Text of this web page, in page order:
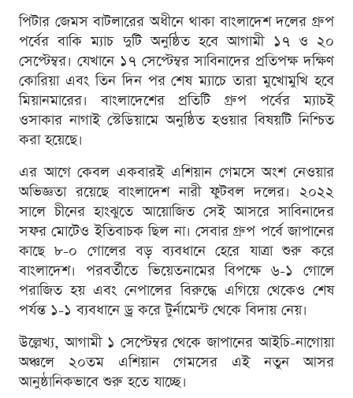
পিটার জেমস বাটলারের অধীনে থাকা বাংলাদেশ দলের গ্রুপ
পর্বের বাকি ম্যাচ দুটি অনুষ্ঠিত হবে আগামী ১৭ ও ২০
সেপ্টেম্বর। যেখানে ১৭ সেপ্টেম্বর সাবিনাদের প্রতিপক্ষ দক্ষিণ
কোরিয়া এবং তিন দিন পর শেষ ম্যাচে তারা মুখোমুখি হবে
মিয়ানমারের। বাংলাদেশের প্রতিটি গ্রুপ পর্বের ম্যাচই
ওসাকার নাগাই স্টেডিয়ামে অনুষ্ঠিত হওয়ার বিষয়টি নিশ্চিত
করা হয়েছে।
এর আগে কেবল একবারই এশিয়ান গেমসে অংশ নেওয়ার
অভিজ্ঞতা রয়েছে বাংলাদেশ নারী ফুটবল দলের। ২০২২
সালে চীনের হাংঝুতে আয়োজিত সেই আসরে সাবিনাদের
সফর মোটেও ইতিবাচক ছিল না। সেবার গ্রুপ পর্বে জাপানের
কাছে ৮-০ গোলের বড় ব্যবধানে হেরে যাত্রা শুরু করে
বাংলাদেশ। পরবর্তীতে ভিয়েতনামের বিপক্ষে ৬-১ গোলে
পরাজিত হয় এবং নেপালের বিরুদ্ধে এগিয়ে থেকেও শেষ
পর্যন্ত ১-১ ব্যবধানে ড্র করে টুর্নামেন্ট থেকে বিদায় নেয়।
উল্লেখ্য, আগামী ১ সেপ্টেম্বর থেকে জাপানের আইচি-নাগোয়া
অঞ্চলে ২০তম এশিয়ান গেমসের এই নতুন আসর
আনুষ্ঠানিকভাবে শুরু হতে যাচ্ছে।